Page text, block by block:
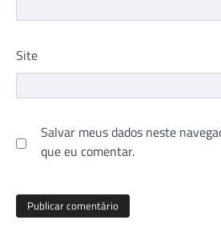
Site
Salvar meus dados neste
que eu comentar.